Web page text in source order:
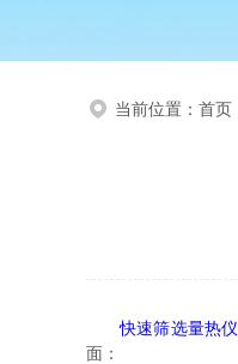
当前位置： 首页
快速筛选量热仪
面：